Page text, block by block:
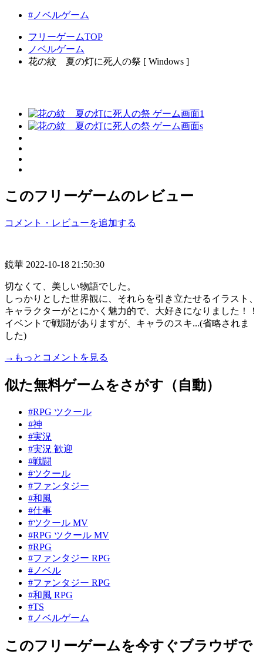
#ノベルゲーム
フリーゲームTOP
ノベルゲーム
花の紋 夏の灯に死人の祭 [ Windows ]
このフリーゲームのレビュー
コメント・レビューを追加する
鏡華 2022-10-18 21:50:30
切なくて、美しい物語でした。
しっかりとした世界観に、それらを引き立たせるイラスト、
キャラクターがとにかく魅力的で、大好きになりました！！
イベントで戦闘がありますが、キャラのスキ...(省略されま
した)
→もっとコメントを見る
似た無料ゲームをさがす（自動）
#RPG ツクール
#神
#実況
#実況 歓迎
#戦闘
#ツクール
#ファンタジー
#和風
#仕事
#ツクール MV
#RPG ツクール MV
#RPG
#ファンタジー RPG
#ノベル
#ファンタジー RPG
#和風 RPG
#TS
#ノベルゲーム
このフリーゲームを今すぐブラウザで